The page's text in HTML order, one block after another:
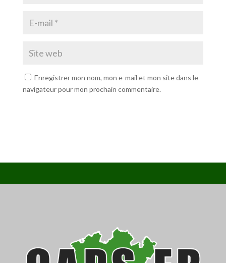
Enregistrer mon nom, mon e-mail et mon site dans le
navigateur pour mon prochain commentaire.